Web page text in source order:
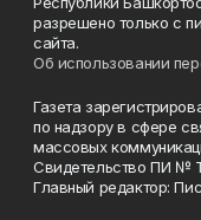
разрешено только с
сайта.
Об использовании
Газета
по надзору в сфере
массовых
Свидетельство ПИ №
Главный редактор: